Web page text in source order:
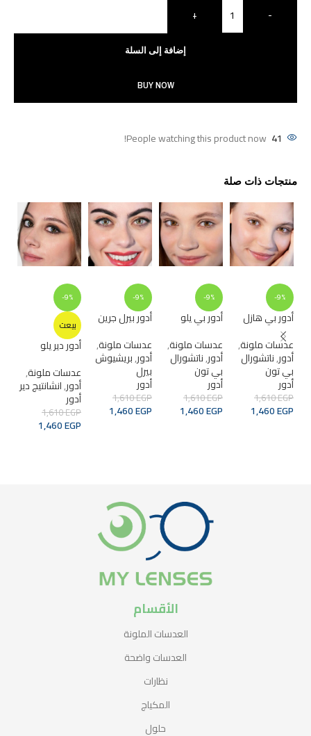
-
+
إضافة إلى السلة
BUY NOW
41
People watching this product now!
منتجات ذات صلة
-9%
أدور بي هازل
عدسات ملونة,
أدور,ناتشورال
بي تون
أدور
1,610EGP
1,460EGP
-9%
أدور بي يلو
عدسات ملونة,
أدور,ناتشورال
بي تون
أدور
1,610EGP
1,460EGP
-9%
أدور بيرل جرين
عدسات ملونة,
أدور,بريشيوش
بيرل
أدور
1,610EGP
1,460EGP
-9%
بيعت
أدور دير يلو
عدسات ملونة,
أدور,انشانتيج دير
أدور
1,610EGP
1,460EGP
الأقسام
العدسات الملونة
العدسات واضحة
نظارات
المكياج
حلول